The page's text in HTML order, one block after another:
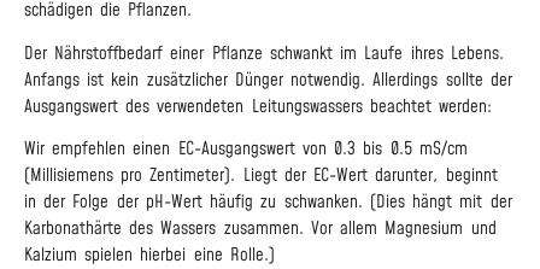
schädigen die Pflanzen.
Der Nährstoffbedarf einer Pflanze schwankt im Laufe ihres Lebens.
Anfangs ist kein zusätzlicher Dünger notwendig. Allerdings sollte der
Ausgangswert des verwendeten Leitungswassers beachtet werden:
Wir empfehlen einen EC-Ausgangswert von 0.3 bis 0.5 mS/cm
(Millisiemens pro Zentimeter). Liegt der EC-Wert darunter, beginnt
in der Folge der pH-Wert häufig zu schwanken. (Dies hängt mit der
Karbonathärte des Wassers zusammen. Vor allem Magnesium und
Kalzium spielen hierbei eine Rolle.)